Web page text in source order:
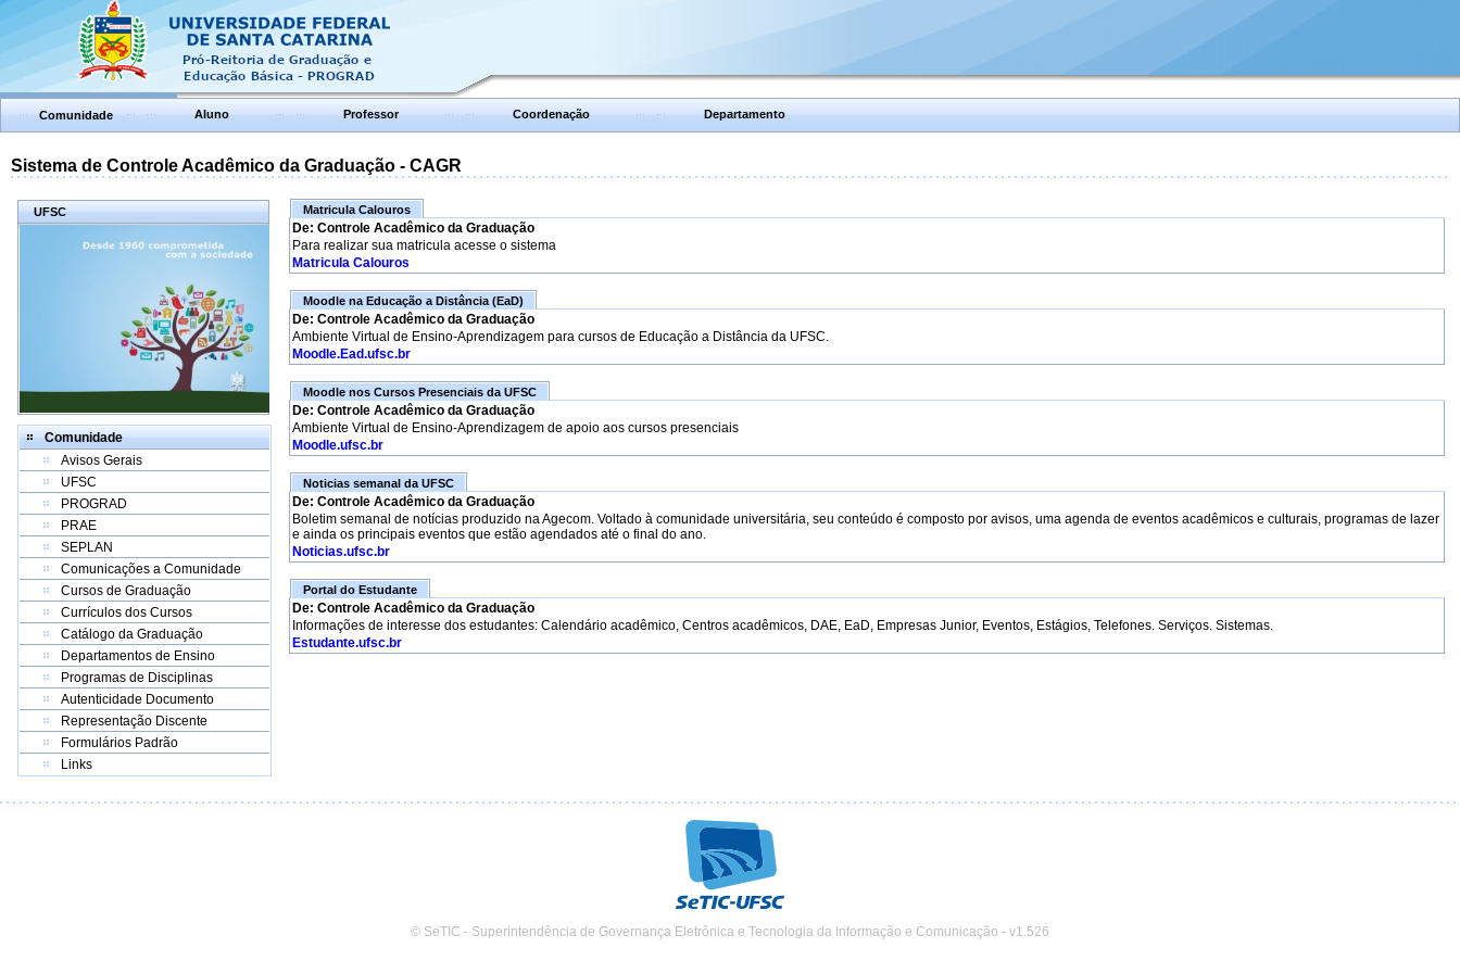
Comunidade Aluno Professor Coordenação Departamento
Sistema de Controle Acadêmico da Graduação - CAGR
UFSC
Comunidade
Avisos Gerais
UFSC
PROGRAD
PRAE
SEPLAN
Comunicações a Comunidade
Cursos de Graduação
Currículos dos Cursos
Catálogo da Graduação
Departamentos de Ensino
Programas de Disciplinas
Autenticidade Documento
Representação Discente
Formulários Padrão
Links
Matricula Calouros
De: Controle Acadêmico da Graduação
Para realizar sua matricula acesse o sistema
Matricula Calouros
Moodle na Educação a Distância (EaD)
De: Controle Acadêmico da Graduação
Ambiente Virtual de Ensino-Aprendizagem para cursos de Educação a Distância da UFSC.
Moodle.Ead.ufsc.br
Moodle nos Cursos Presenciais da UFSC
De: Controle Acadêmico da Graduação
Ambiente Virtual de Ensino-Aprendizagem de apoio aos cursos presenciais
Moodle.ufsc.br
Noticias semanal da UFSC
De: Controle Acadêmico da Graduação
Boletim semanal de notícias produzido na Agecom. Voltado à comunidade universitária, seu conteúdo é composto por avisos, uma agenda de eventos acadêmicos e culturais, programas de lazer
e ainda os principais eventos que estão agendados até o final do ano.
Noticias.ufsc.br
Portal do Estudante
De: Controle Acadêmico da Graduação
Informações de interesse dos estudantes: Calendário acadêmico, Centros acadêmicos, DAE, EaD, Empresas Junior, Eventos, Estágios, Telefones. Serviços. Sistemas.
Estudante.ufsc.br
© SeTIC - Superintendência de Governança Eletrônica e Tecnologia da Informação e Comunicação - v1.526